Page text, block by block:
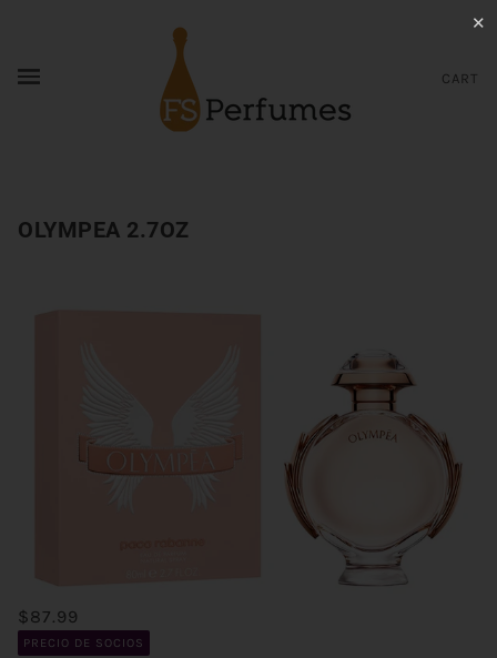
CART
OLYMPEA 2.7OZ
$87.99
PRECIO DE SOCIOS
✕